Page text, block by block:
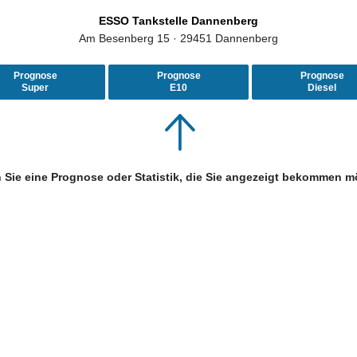
ESSO Tankstelle Dannenberg
Am Besenberg 15 · 29451 Dannenberg
Prognose
Super
Prognose
E10
Prognose
Diesel
Sie eine Prognose oder Statistik, die Sie angezeigt bekommen